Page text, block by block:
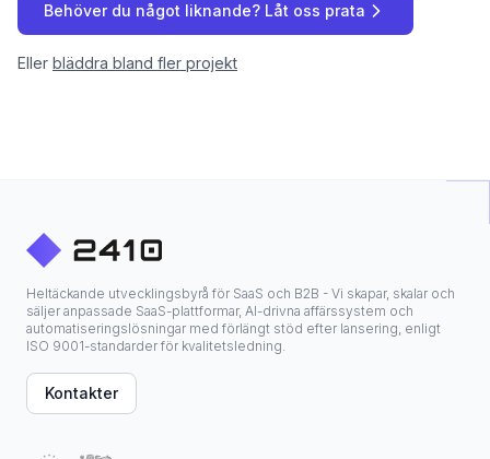
Behöver du något liknande? Låt oss prata
Eller bläddra bland fler projekt
Heltäckande utvecklingsbyrå för SaaS och B2B - Vi skapar, skalar och
säljer anpassade SaaS-plattformar, AI-drivna affärssystem och
automatiseringslösningar med förlängt stöd efter lansering, enligt
ISO 9001-standarder för kvalitetsledning.
Kontakter